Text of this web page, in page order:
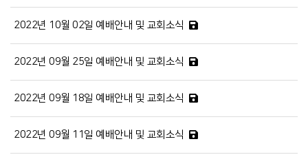
2022년 10월 02일 예배안내 및 교회소식
2022년 09월 25일 예배안내 및 교회소식
2022년 09월 18일 예배안내 및 교회소식
2022년 09월 11일 예배안내 및 교회소식